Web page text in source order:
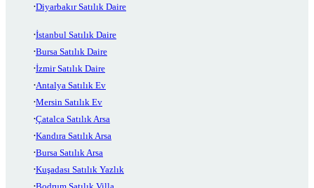
Diyarbakır Satılık Daire
İstanbul Satılık Daire
Bursa Satılık Daire
İzmir Satılık Daire
Antalya Satılık Ev
Mersin Satılık Ev
Çatalca Satılık Arsa
Kandıra Satılık Arsa
Bursa Satılık Arsa
Kuşadası Satılık Yazlık